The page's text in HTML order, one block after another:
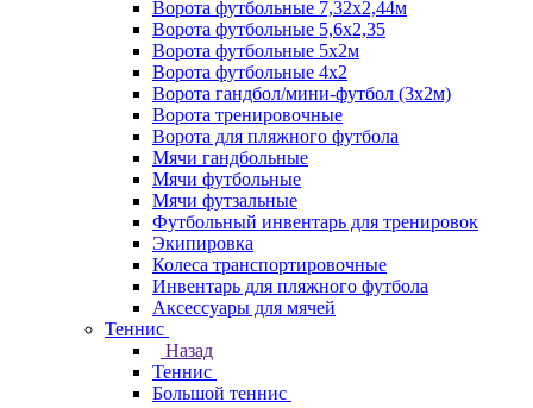
Ворота футбольные 7,32х2,44м
Ворота футбольные 5,6х2,35
Ворота футбольные 5х2м
Ворота футбольные 4х2
Ворота гандбол/мини-футбол (3х2м)
Ворота тренировочные
Ворота для пляжного футбола
Мячи гандбольные
Мячи футбольные
Мячи футзальные
Футбольный инвентарь для тренировок
Экипировка
Колеса транспортировочные
Инвентарь для пляжного футбола
Аксессуары для мячей
Теннис
Назад
Теннис
Большой теннис